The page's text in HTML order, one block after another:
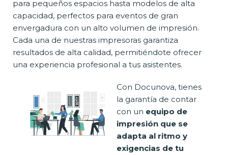
para pequeños espacios hasta modelos de alta
capacidad, perfectos para eventos de gran
envergadura con un alto volumen de impresión.
Cada una de nuestras impresoras garantiza
resultados de alta calidad, permitiéndote ofrecer
una experiencia profesional a tus asistentes.
Con Docunova, tienes
la garantía de contar
con un equipo de
impresión que se
adapta al ritmo y
exigencias de tu